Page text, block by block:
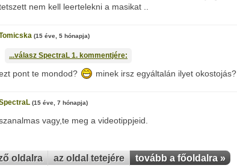
nem kell leertelekni a masikat ..
(15 éve, 5 hónapja)
...válasz SpectraL 1. kommentjére:
pont te mondod? minek irsz egyáltalán ilyet okostojás?
(15 éve, 7 hónapja)
vagy,te meg a videotippjeid.
oldalra az oldal tetejére tovább a főoldalra »